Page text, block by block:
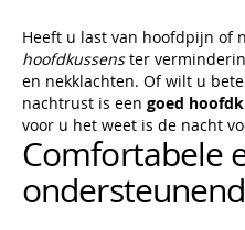
Heeft u last van hoofdpijn of
hoofdkussenster
en nekklachten. Of wilt u
nachtrust is een goed
voor u het weet is de nacht
Comfortabele